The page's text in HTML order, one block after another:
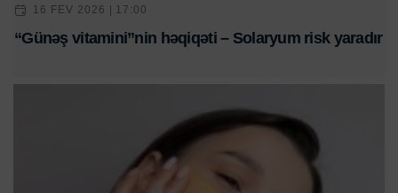
16 FEV 2026 | 17:00
“Günəş vitamini”nin həqiqəti – Solaryum risk yaradır